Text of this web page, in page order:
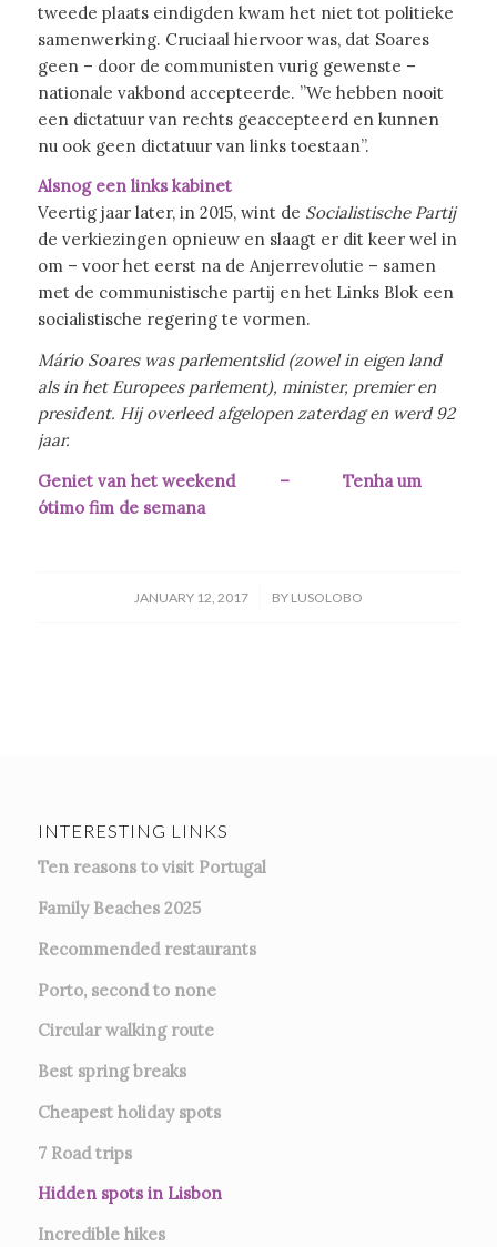
tweede plaats eindigden kwam het niet tot politieke
samenwerking. Cruciaal hiervoor was, dat Soares
geen – door de communisten vurig gewenste –
nationale vakbond accepteerde. ”We hebben nooit
een dictatuur van rechts geaccepteerd en kunnen
nu ook geen dictatuur van links toestaan”.
Alsnog een links kabinet
Veertig jaar later, in 2015, wint de Socialistische Partij
de verkiezingen opnieuw en slaagt er dit keer wel in
om – voor het eerst na de Anjerrevolutie – samen
met de communistische partij en het Links Blok een
socialistische regering te vormen.
Mário Soares was parlementslid (zowel in eigen land
als in het Europees parlement), minister, premier en
president. Hij overleed afgelopen zaterdag en werd 92
jaar.
Geniet van het weekend – Tenha um
ótimo fim de semana
JANUARY 12, 2017
/ BY LUSOLOBO
INTERESTING LINKS
Ten reasons to visit Portugal
Family Beaches 2025
Recommended restaurants
Porto, second to none
Circular walking route
Best spring breaks
Cheapest holiday spots
7 Road trips
Hidden spots in Lisbon
Incredible hikes